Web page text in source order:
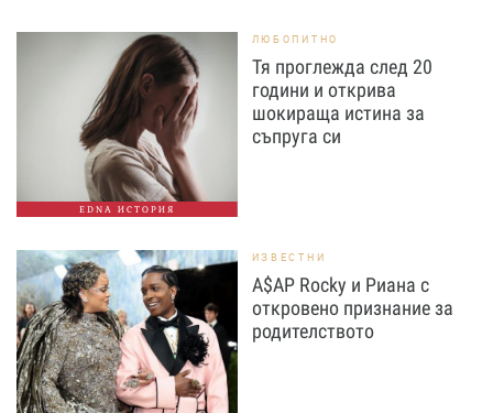
EDNA ИСТОРИЯ
ЛЮБОПИТНО
Тя проглежда след 20
години и открива
шокираща истина за
съпруга си
ИЗВЕСТНИ
A$AP Rocky и Риана с
откровено признание за
родителството